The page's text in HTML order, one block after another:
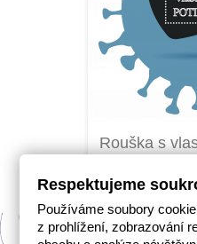
Rouška s
Respektujeme
Používáme soubory
z prohlížení, zobrazování